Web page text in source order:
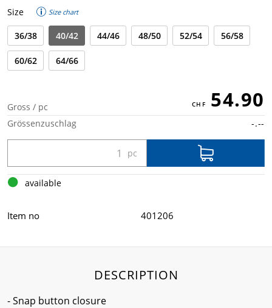
Size Size chart
36/38 40/42 44/46 48/50 52/54 56/58
60/62 64/66
Gross / pc 54.90
Grössenzuschlag -.--
available
Item no 401206
DESCRIPTION
- Snap button closure